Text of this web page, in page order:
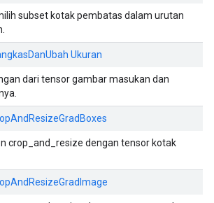
subset kotak pembatas dalam urutan
Ukuran
dari tensor gambar masukan dan
crop_and_resize dengan tensor kotak